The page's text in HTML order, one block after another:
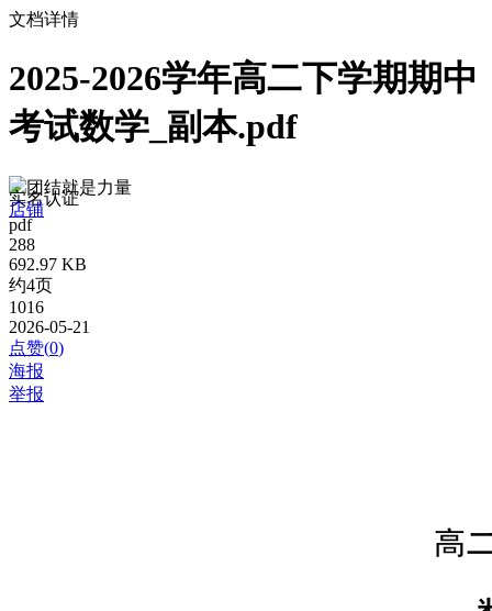
文档详情
2025-2026学年高二下学期期中
考试数学_副本.pdf
团结就是力量
实名认证
店铺
pdf
288
692.97 KB
约4页
1016
2026-05-21
点赞(0)
海报
举报